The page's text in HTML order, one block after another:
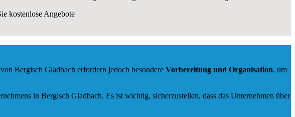
kostenlose Angebote
Bergisch Gladbach erfordern jedoch besondere Vorbereitung und Organisation, um
in Bergisch Gladbach. Es ist wichtig, sicherzustellen, dass das Unternehmen über